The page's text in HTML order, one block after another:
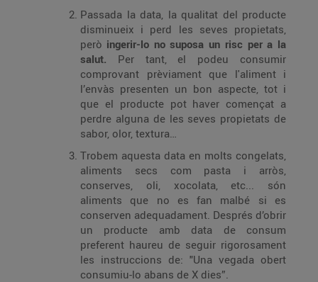
Passada la data, la qualitat del producte
disminueix i perd les seves propietats,
però ingerir-lo no suposa un risc per a la
salut. Per tant, el podeu consumir
comprovant prèviament que l'aliment i
l’envàs presenten un bon aspecte, tot i
que el producte pot haver començat a
perdre alguna de les seves propietats de
sabor, olor, textura…
Trobem aquesta data en molts congelats,
aliments secs com pasta i arròs,
conserves, oli, xocolata, etc... són
aliments que no es fan malbé si es
conserven adequadament. Després d’obrir
un producte amb data de consum
preferent haureu de seguir rigorosament
les instruccions de: "Una vegada obert
consumiu-lo abans de X dies”.